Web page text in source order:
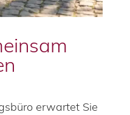
erwartet Sie